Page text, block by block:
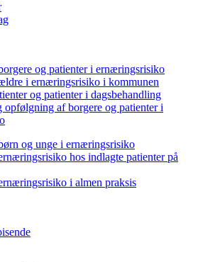
og patienter i ernæringsrisiko
i ernæringsrisiko i kommunen
og patienter i dagsbehandling
opfølgning af borgere og patienter i
og unge i ernæringsrisiko
hos indlagte patienter på
i almen praksis